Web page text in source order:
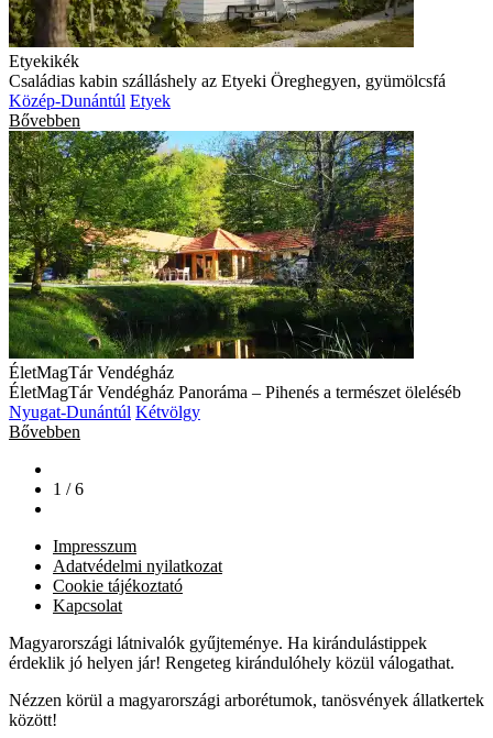
Etyekikék
Családias kabin szálláshely az Etyeki Öreghegyen, gyümölcsfá
Közép-Dunántúl Etyek
Bővebben
ÉletMagTár Vendégház
ÉletMagTár Vendégház Panoráma – Pihenés a természet öleléséb
Nyugat-Dunántúl Kétvölgy
Bővebben
1 / 6
Impresszum
Adatvédelmi nyilatkozat
Cookie tájékoztató
Kapcsolat
Magyarországi látnivalók gyűjteménye. Ha kirándulástippek
érdeklik jó helyen jár! Rengeteg kirándulóhely közül válogathat.
Nézzen körül a magyarországi arborétumok, tanösvények állatkertek
között!